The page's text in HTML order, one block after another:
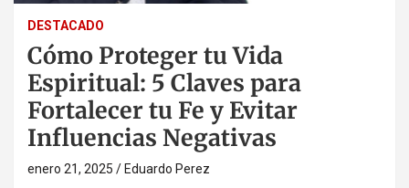
DESTACADO
Cómo Proteger tu Vida
Espiritual: 5 Claves para
Fortalecer tu Fe y Evitar
Influencias Negativas
enero 21, 2025 Eduardo Perez